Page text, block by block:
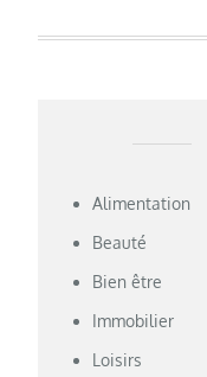
articles
Alimentation
Beauté
Bien être
Immobilier
Loisirs